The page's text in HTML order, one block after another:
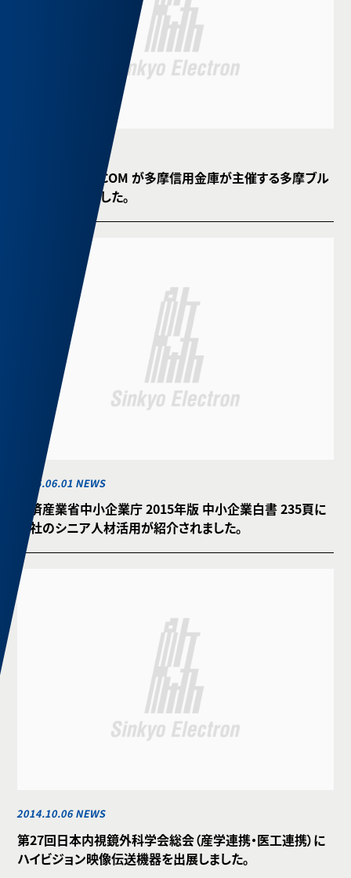
弊社製品 μVOICOM が多摩信用金庫が主催する多摩ブル
ー賞を受賞しました。
2015.06.01 NEWS
経済産業省中小企業庁 2015年版 中小企業白書 235頁に
弊社のシニア人材活用が紹介されました。
2014.10.06 NEWS
第27回日本内視鏡外科学会総会（産学連携・医工連携）に
ハイビジョン映像伝送機器を出展しました。